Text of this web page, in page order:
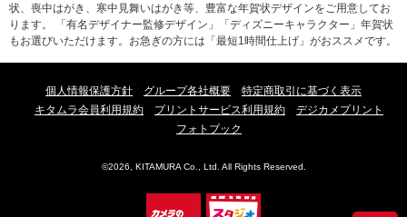
状、喪中はがき、寒中見舞いはがき等、豊富な年賀状デザインをご用意してお
ります。 「有名デザイナー監修デザイン」「ディズニーキャラクター」年賀状
もお選びいただけます。お急ぎの方には「最短1時間仕上げ」がおススメです。
個人情報保護方針 グループ各社概要
特定商取引に基づく表示
キタムラ会員利用規約
プリントサービス利用規約
デジカメプリント
フォトブック
©2026, KITAMURA Co., Ltd. All Rights Reserved.